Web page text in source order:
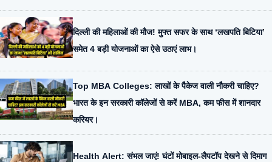
दिल्ली की महिलाओं की मौज! मुफ्त सफर के साथ ‘लखपति बिटिया’
समेत 4 बड़ी योजनाओं का ऐसे उठाएं लाभ।
Top MBA Colleges: लाखों के पैकेज वाली नौकरी चाहिए?
भारत के इन सरकारी कॉलेजों से करें MBA, कम फीस में शानदार
करियर।
Health Alert: संभल जाएं! घंटों मोबाइल-लैपटॉप देखने से दिमाग